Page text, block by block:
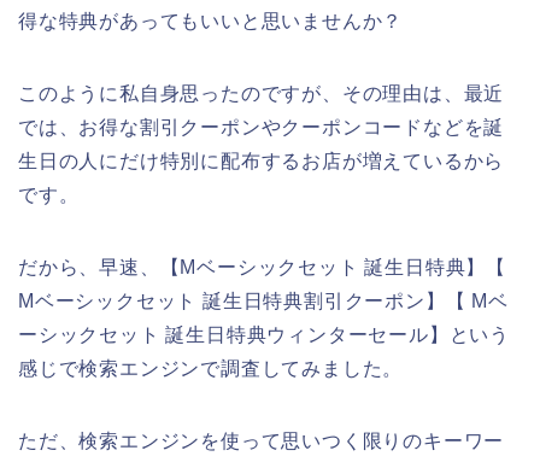
得な特典があってもいいと思いませんか？
このように私自身思ったのですが、その理由は、最近
では、お得な割引クーポンやクーポンコードなどを誕
生日の人にだけ特別に配布するお店が増えているから
です。
だから、早速、【Mベーシックセット 誕生日特典】【
Mベーシックセット 誕生日特典割引クーポン】【 Mベ
ーシックセット 誕生日特典ウィンターセール】という
感じで検索エンジンで調査してみました。
ただ、検索エンジンを使って思いつく限りのキーワー